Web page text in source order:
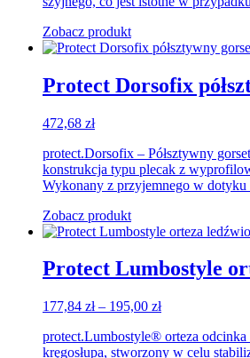
Zobacz produkt
Protect Dorsofix
472,68 zł
protect.Dorsofix – Półsztywny
konstrukcja typu plecak z
Wykonany z przyjemnego w
Zobacz produkt
Protect Lumbostyle
177,84 zł – 195,00 złZakres
od
177,84 zł
protect.Lumbostyle® orteza
kręgosłupa, stworzony w celu